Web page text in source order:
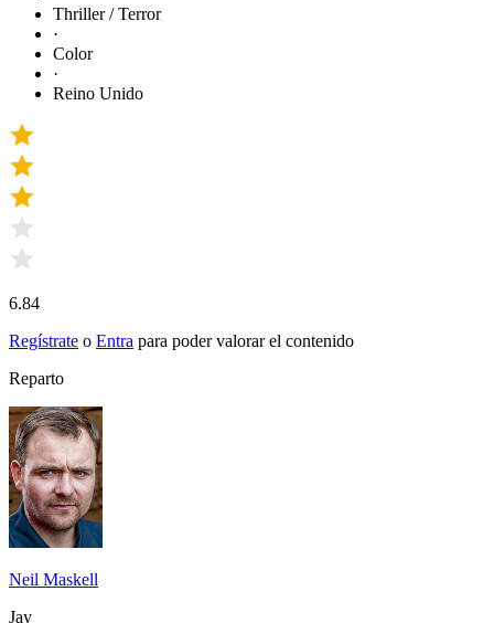
Thriller / Terror
·
Color
·
Reino Unido
6.84
Regístrate o Entra para poder valorar el contenido
Reparto
Neil Maskell
Jay